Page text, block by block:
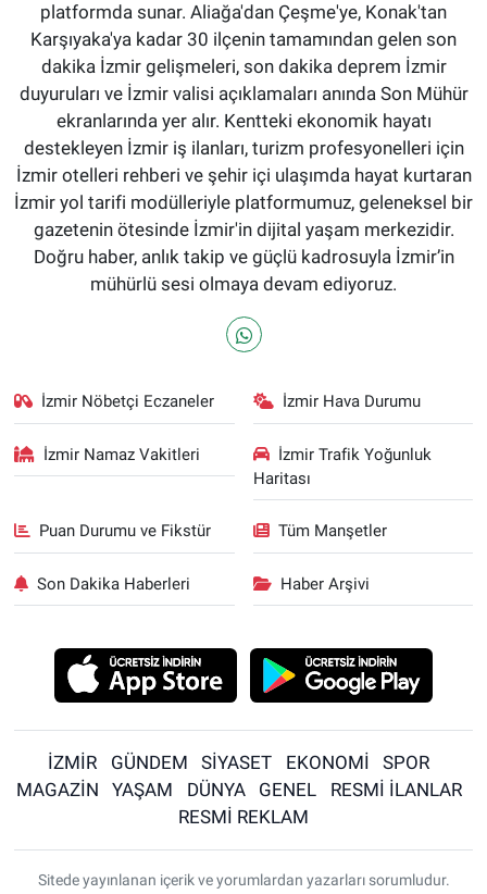
platformda sunar. Aliağa'dan Çeşme'ye, Konak'tan
Karşıyaka'ya kadar 30 ilçenin tamamından gelen son
dakika İzmir gelişmeleri, son dakika deprem İzmir
duyuruları ve İzmir valisi açıklamaları anında Son Mühür
ekranlarında yer alır. Kentteki ekonomik hayatı
destekleyen İzmir iş ilanları, turizm profesyonelleri için
İzmir otelleri rehberi ve şehir içi ulaşımda hayat kurtaran
İzmir yol tarifi modülleriyle platformumuz, geleneksel bir
gazetenin ötesinde İzmir'in dijital yaşam merkezidir.
Doğru haber, anlık takip ve güçlü kadrosuyla İzmir’in
mühürlü sesi olmaya devam ediyoruz.
İzmir Nöbetçi Eczaneler İzmir Hava Durumu
İzmir Namaz Vakitleri
İzmir Trafik Yoğunluk
Haritası
Puan Durumu ve Fikstür Tüm Manşetler
Son Dakika Haberleri Haber Arşivi
İZMİR GÜNDEM SİYASET EKONOMİ
SPOR
MAGAZİN
YAŞAM DÜNYA GENEL
RESMİ İLANLAR
RESMİ REKLAM
Sitede yayınlanan içerik ve yorumlardan yazarları sorumludur.